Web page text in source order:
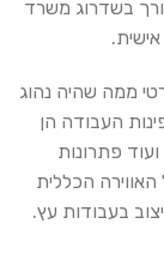
בשדרוג משרד
ממה שהיה נהוג
העבודה הן
פתרונות
הכללית
בעבודות עץ.